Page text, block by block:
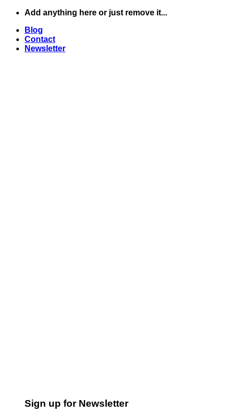
Skip
content
Add anything here or just remove it...
Blog
Contact
Newsletter
Sign up for Newsletter